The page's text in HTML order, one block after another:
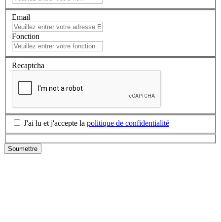
Email
Fonction
Recaptcha
J'ai lu et j'accepte la politique de confidentialité